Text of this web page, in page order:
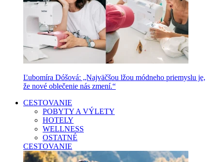
Ľubomíra Dóšová: „Najväčšou lžou módneho priemyslu je,
že nové oblečenie nás zmení.“
CESTOVANIE
POBYTY A VÝLETY
HOTELY
WELLNESS
OSTATNÉ
CESTOVANIE